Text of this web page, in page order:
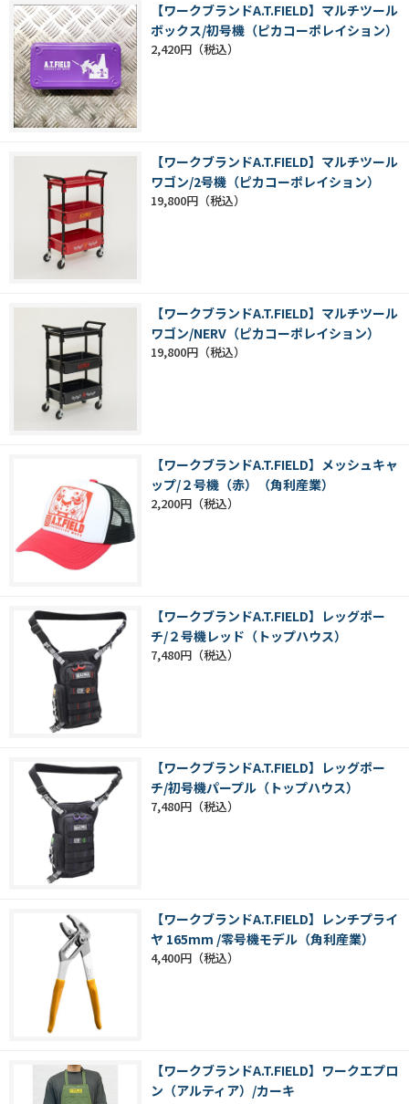
【ワークブランドA.T.FIELD】マルチツール
ボックス/初号機（ピカコーポレイション）
2,420円
【ワークブランドA.T.FIELD】マルチツール
ワゴン/2号機（ピカコーポレイション）
19,800円
【ワークブランドA.T.FIELD】マルチツール
ワゴン/NERV（ピカコーポレイション）
19,800円
【ワークブランドA.T.FIELD】メッシュキャ
ップ/２号機（赤）（角利産業）
2,200円
【ワークブランドA.T.FIELD】レッグポー
チ/２号機レッド（トップハウス）
7,480円
【ワークブランドA.T.FIELD】レッグポー
チ/初号機パープル（トップハウス）
7,480円
【ワークブランドA.T.FIELD】レンチプライ
ヤ 165mm /零号機モデル（角利産業）
4,400円
【ワークブランドA.T.FIELD】ワークエプロ
ン（アルティア）/カーキ